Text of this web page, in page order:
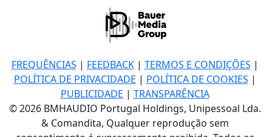
FREQUÊNCIAS | FEEDBACK| TERMOS E CONDIÇÕES |
POLÍTICA DE PRIVACIDADE | POLÍTICA DE COOKIES |
PUBLICIDADE | TRANSPARÊNCIA
© 2026 BMHAUDIO Portugal Holdings, Unipessoal Lda.
& Comandita, Qualquer reprodução sem